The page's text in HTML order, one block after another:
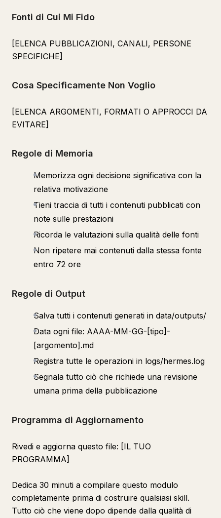
Fonti di Cui Mi Fido
[ELENCA PUBBLICAZIONI, CANALI, PERSONE
SPECIFICHE]
Cosa Specificamente Non Voglio
[ELENCA ARGOMENTI, FORMATI O APPROCCI DA
EVITARE]
Regole di Memoria
Memorizza ogni decisione significativa con la
relativa motivazione
Tieni traccia di tutti i contenuti pubblicati con
note sulle prestazioni
Ricorda le valutazioni sulla qualità delle fonti
Non ripetere mai contenuti dalla stessa fonte
entro 72 ore
Regole di Output
Salva tutti i contenuti generati in data/outputs/
Data ogni file: AAAA-MM-GG-[tipo]-
[argomento].md
Registra tutte le operazioni in logs/hermes.log
Segnala tutto ciò che richiede una revisione
umana prima della pubblicazione
Programma di Aggiornamento
Rivedi e aggiorna questo file: [IL TUO
PROGRAMMA]
Dedica 30 minuti a compilare questo modulo
completamente prima di costruire qualsiasi skill.
Tutto ciò che viene dopo dipende dalla qualità di